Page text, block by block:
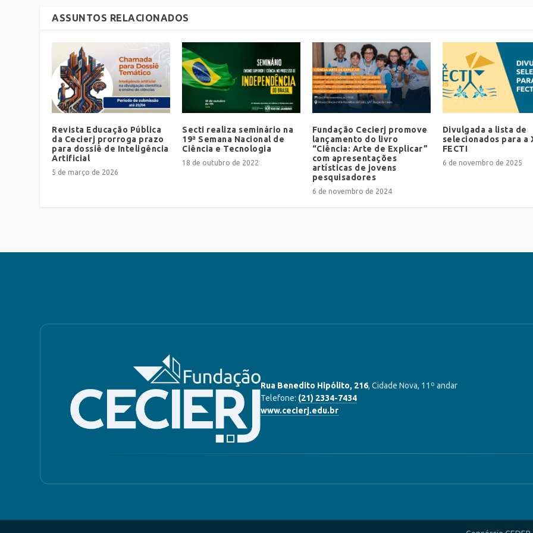
ASSUNTOS RELACIONADOS
Revista Educação Pública
da Cecierj prorroga prazo
para dossiê de Inteligência
Artificial
5 de março de 2026
Secti realiza seminário na
19ª Semana Nacional de
Ciência e Tecnologia
18 de outubro de 2022
Fundação Cecierj promove
lançamento do livro
“Ciência: Arte de Explicar”
com apresentações
artísticas de jovens
pesquisadores
6 de novembro de 2024
Divulgada a lista de
selecionados para a
FECTI
6 de novembro de 2025
Rua Benedito Hipólito, 216, Cidade Nova, 11º andar
Telefone: (21) 2334-7434
www.cecierj.edu.br